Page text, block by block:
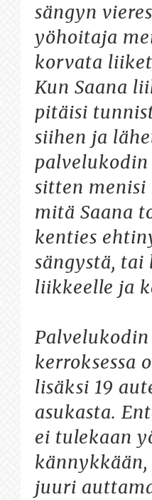
sängyn
yöhoitaja
korvata
Kun Saana
pitäisi
siihen ja
sitten menisi
mitä Saana
kenties
sängystä, tai
liikkeelle ja
Palvelukodin
kerroksessa
lisäksi 19
asukasta.
ei tulekaan
juuri